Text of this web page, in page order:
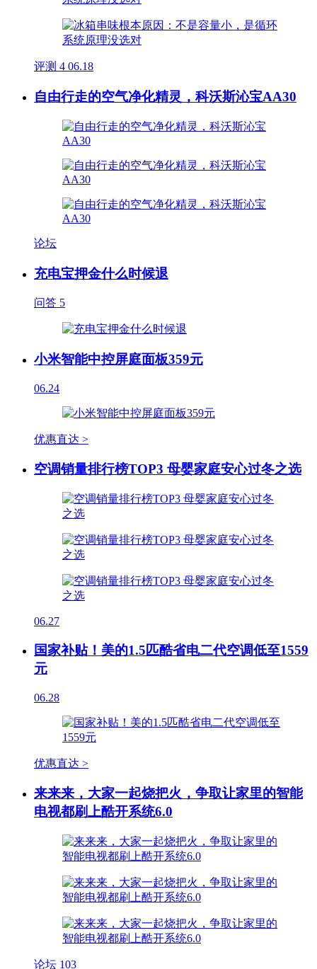
评测 4 06.18
自由行走的空气净化精灵，科沃斯沁宝AA30
论坛
充电宝押金什么时候退
问答 5
小米智能中控屏庭面板359元
06.24
优惠直达 >
空调销量排行榜TOP3 母婴家庭安心过冬之选
06.27
国家补贴！美的1.5匹酷省电二代空调低至1559
元
06.28
优惠直达 >
来来来，大家一起烧把火，争取让家里的智能
电视都刷上酷开系统6.0
论坛 103